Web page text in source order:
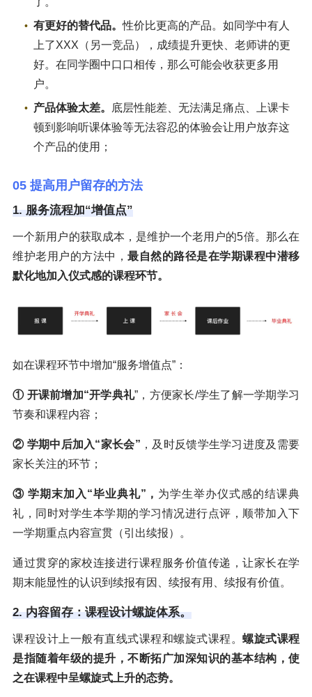
有更好的替代品。性价比更高的产品。如同学中有人
上了XXX（另一竞品），成绩提升更快、老师讲的更
好。在同学圈中口口相传，那么可能会收获更多用
户。
产品体验太差。
底层性能差、无法满足痛点、上课卡
顿到影响听课体验等无法容忍的体验会让用户放弃这
个产品的使用；
05 提高用户留存的方法
1. 服务流程加“增值点”
一个新用户的获取成本，是维护一个老用户的5倍。那么在
维护老用户的方法中， 最自然的路径是在学期课程中潜移
默化地加入仪式感的课程环节。
如在课程环节中增加“服务增值点”：
① 开课前增加“开学典礼”，方便家长/学生了解一学期学习
节奏和课程内容；
② 学期中后加入“家长会” ，及时反馈学生学习进度及需要
家长关注的环节；
③ 学期末加入“毕业典礼” ， 为学生举办仪式感的结课典
礼，同时对学生本学期的学习情况进行点评，顺带加入下
一学期重点内容宣贯（引出续报）。
通过贯穿的家校连接进行课程服务价值传递，让家长在学
期末能显性的认识到续报有因、续报有用、续报有价值。
2. 内容留存：课程设计螺旋体系。
课程设计上一般有直线式课程和螺旋式课程。 螺旋式课程
是指随着年级的提升，不断拓广加深知识的基本结构，使
之在课程中呈螺旋式上升的态势。